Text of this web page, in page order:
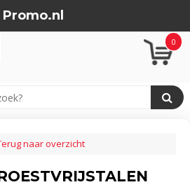
Promo.nl
0
naar overzicht